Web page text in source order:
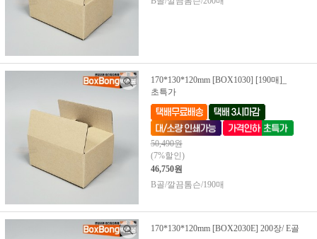
170*130*120mm [BOX1030] [190매]_
초특가
50,490원
(7%할인)
46,750원
B골/깔끔톰슨/190매
170*130*120mm [BOX2030E] 200장/ E골